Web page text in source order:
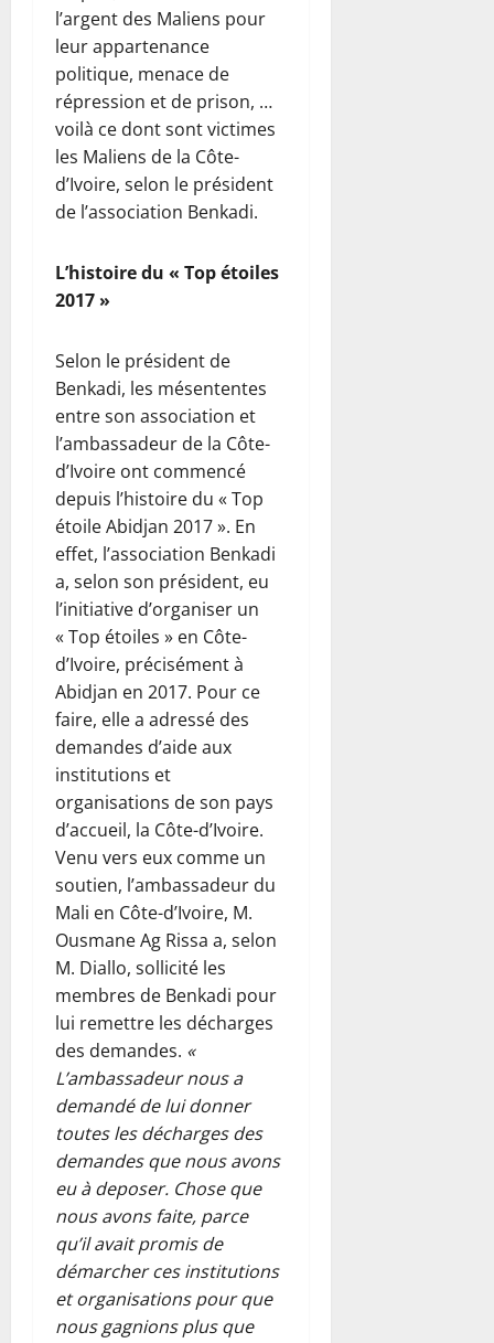
l’argent des Maliens pour
leur appartenance
politique, menace de
répression et de prison, …
voilà ce dont sont victimes
les Maliens de la Côte-
d’Ivoire, selon le président
de l’association Benkadi.
L’histoire du « Top étoiles
2017 »
Selon le président de
Benkadi, les mésententes
entre son association et
l’ambassadeur de la Côte-
d’Ivoire ont commencé
depuis l’histoire du « Top
étoile Abidjan 2017 ». En
effet, l’association Benkadi
a, selon son président, eu
l’initiative d’organiser un
« Top étoiles » en Côte-
d’Ivoire, précisément à
Abidjan en 2017. Pour ce
faire, elle a adressé des
demandes d’aide aux
institutions et
organisations de son pays
d’accueil, la Côte-d’Ivoire.
Venu vers eux comme un
soutien, l’ambassadeur du
Mali en Côte-d’Ivoire, M.
Ousmane Ag Rissa a, selon
M. Diallo, sollicité les
membres de Benkadi pour
lui remettre les décharges
des demandes. «
L’ambassadeur nous a
demandé de lui donner
toutes les décharges des
demandes que nous avons
eu à deposer. Chose que
nous avons faite, parce
qu’il avait promis de
démarcher ces institutions
et organisations pour que
nous gagnions plus que